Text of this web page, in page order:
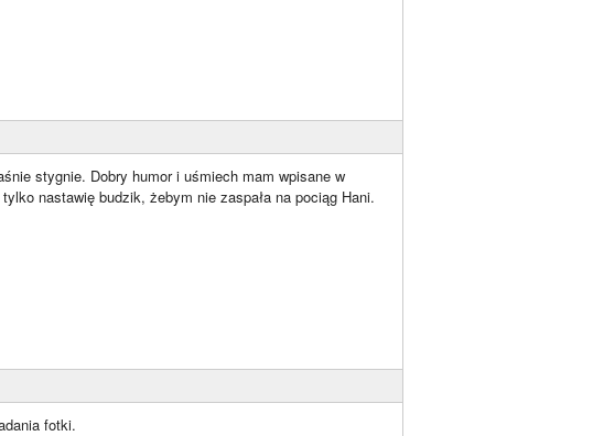
stygnie. Dobry humor i uśmiech mam wpisane w
nastawię budzik, żebym nie zaspała na pociąg Hani.
fotki.